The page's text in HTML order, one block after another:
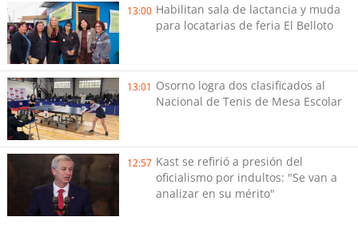
13:00 Habilitan sala de lactancia y muda
para locatarias de feria El Belloto
13:01 Osorno logra dos clasificados al
Nacional de Tenis de Mesa Escolar
12:57 Kast se refirió a presión del
oficialismo por indultos: "Se van a
analizar en su mérito"